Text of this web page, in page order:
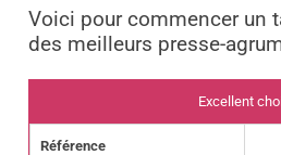
Voici pour commencer un
des meilleurs presse-
Excellent
Référence